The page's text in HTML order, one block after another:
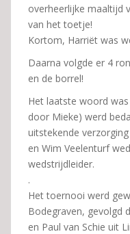
overheerlijke maaltijd
van het toetje!
Kortom, Harriët was
Daarna volgde er 4
en de borrel!
Het laatste woord
door Mieke) werd
uitstekende
en Wim Veelenturf
wedstrijdleider.
.
Het toernooi werd
Bodegraven, gevolgd
en Paul van Schie uit